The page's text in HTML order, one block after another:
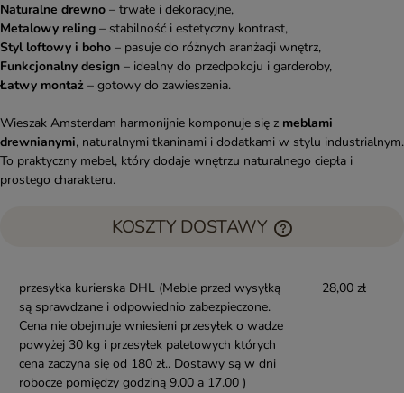
Naturalne drewno – trwałe i dekoracyjne,
Metalowy reling – stabilność i estetyczny kontrast,
Styl loftowy i boho – pasuje do różnych aranżacji wnętrz,
Funkcjonalny design – idealny do przedpokoju i garderoby,
Łatwy montaż – gotowy do zawieszenia.
Wieszak Amsterdam harmonijnie komponuje się z meblami
drewnianymi, naturalnymi tkaninami i dodatkami w stylu industrialnym.
To praktyczny mebel, który dodaje wnętrzu naturalnego ciepła i
prostego charakteru.
KOSZTY DOSTAWY
przesyłka kurierska DHL (Meble przed wysyłką
są sprawdzane i odpowiednio zabezpieczone.
Cena nie obejmuje wniesieni przesyłek o wadze
powyżej 30 kg i przesyłek paletowych których
cena zaczyna się od 180 zł.. Dostawy są w dni
robocze pomiędzy godziną 9.00 a 17.00 )
28,00 zł